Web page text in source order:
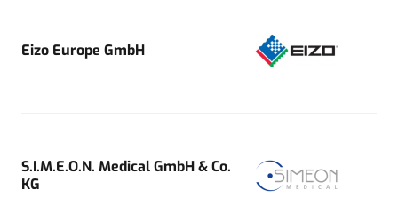
Eizo Europe GmbH
S.I.M.E.O.N. Medical GmbH & Co.
KG